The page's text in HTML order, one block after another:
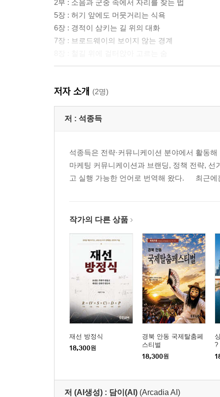
2부 : 소음과 군중 속에서 자리를 찾는 법
5장 : 허기 앞에도 머뭇거리는 식욕
6장 : 경적이 삼키는 길 위의 대화
7장 : 브로드웨이의 보이지 않는 경계
9장 : 소음 속에 남겨진 귀
10장 : 소호 돌담길에서 비로소 풀리는 발
11장 : 분수대 옆의 짧은 눈맞춤
4부 : 생활자의 감각이 몸에 스밀 때
13장 : 잔디 위에서 되찾는 몸의 수평
14장 : 공립도서관 열람실의 묵직한 정적
5부 : 떠나가는 몸에 남은 도시의 흔적
17장 : 마켓에서 고르는 사과의 향기
18장 : 강변 산책로에 묻어나는 저녁 냄새
19장 : 펜 스테이션의 소란스러운 작별
20장 : 비행기 창가에서 바라본 불빛
에필로그 : 몸에 새겨진 거대 도시
저자 소개 (2명)
저 : 석종득
석종득은 전략·커뮤니케이션 분야에서 활동
마케팅 커뮤니케이션과 브랜딩, 정책 전략,
고 실행 가능한 언어로 번역해 왔다. 최근에
작가의 다른 상품
재선 방정식
18,300원
경북 안동 국제탈춤페
스티벌
18,300원
?
저 (AI생성) : 담이(AI) (Arcadia AI)